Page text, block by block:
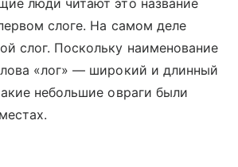
слоге. На самом деле
слог. Поскольку наименование
«лог» — широкий и длинный
небольшие овраги были